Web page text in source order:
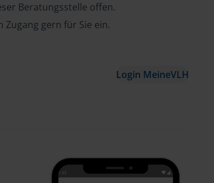
Beratungsstelle offen.
gern für Sie ein.
Login MeineVLH